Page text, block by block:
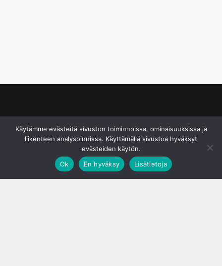
Käytämme evästeitä sivuston toiminnoissa, ominaisuuksissa ja
liikenteen analysoinnissa. Käyttämällä sivustoa hyväksyt
evästeiden käytön.
Ok
En hyväksy Lisätietoja